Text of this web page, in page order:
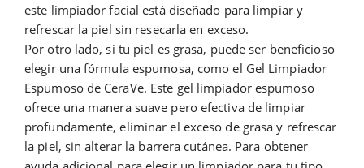
este limpiador facial está diseñado para limpiar y
refrescar la piel sin resecarla en exceso.
Por otro lado, si tu piel es grasa, puede ser beneficioso
elegir una fórmula espumosa, como el Gel Limpiador
Espumoso de CeraVe. Este gel limpiador espumoso
ofrece una manera suave pero efectiva de limpiar
profundamente, eliminar el exceso de grasa y refrescar
la piel, sin alterar la barrera cutánea. Para obtener